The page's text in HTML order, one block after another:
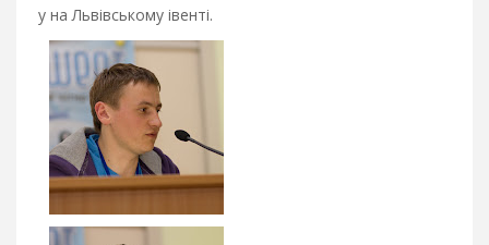
у на Львівському івенті.